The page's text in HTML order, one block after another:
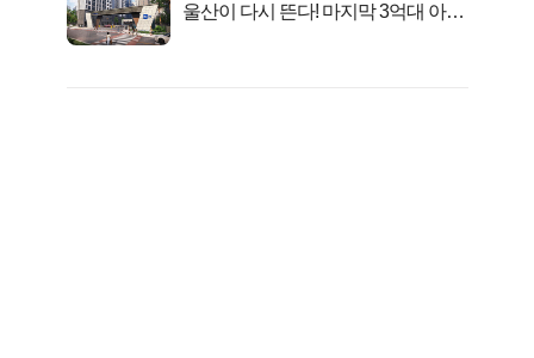
울산이 다시 뜬다! 마지막 3억대 아파